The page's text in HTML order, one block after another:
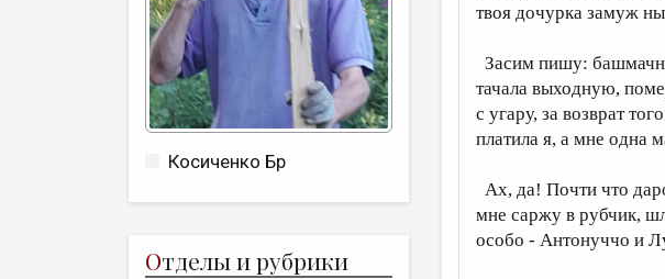
Косиченко Бр
Отделы и рубрики
твоя дочурка замуж
Засим пишу:
тачала выходную,
с угару, за возврат
платила я, а мне одна
Ах, да! Почти что
мне саржу в рубчик,
особо - Антонуччо и